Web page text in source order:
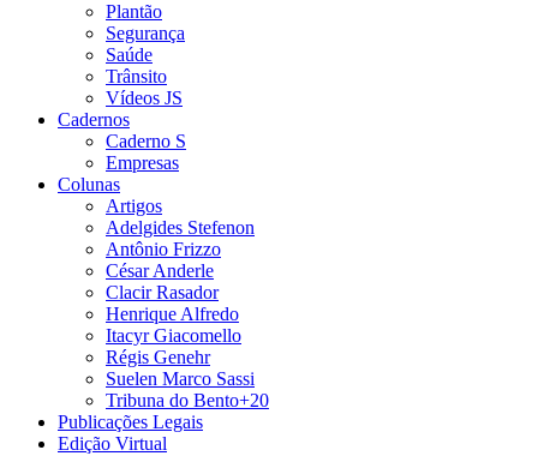
Plantão
Segurança
Saúde
Trânsito
Vídeos JS
Cadernos
Caderno S
Empresas
Colunas
Artigos
Adelgides Stefenon
Antônio Frizzo
César Anderle
Clacir Rasador
Henrique Alfredo
Itacyr Giacomello
Régis Genehr
Suelen Marco Sassi
Tribuna do Bento+20
Publicações Legais
Edição Virtual